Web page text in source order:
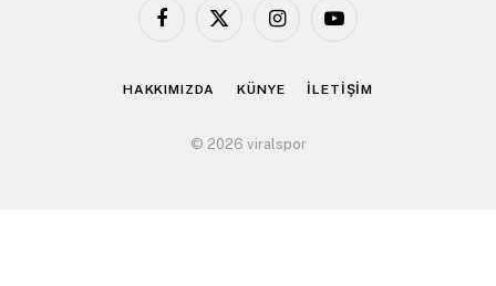
Facebook
X
InstagramYouTube
HAKKIMIZDA KÜNYE İLETİŞİM
© 2026 viralspor